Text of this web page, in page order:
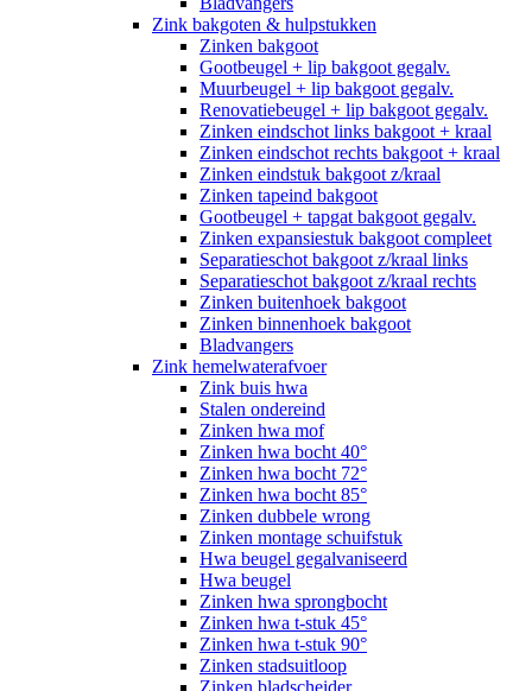
Zink bakgoten & hulpstukken
Zinken bakgoot
Gootbeugel + lip bakgoot gegalv.
Muurbeugel + lip bakgoot gegalv.
Renovatiebeugel + lip bakgoot gegalv.
Zinken eindschot links bakgoot + kraal
Zinken eindschot rechts bakgoot + kraal
Zinken eindstuk bakgoot z/kraal
Zinken tapeind bakgoot
Gootbeugel + tapgat bakgoot gegalv.
Zinken expansiestuk bakgoot compleet
Separatieschot bakgoot z/kraal links
Separatieschot bakgoot z/kraal rechts
Zinken buitenhoek bakgoot
Zinken binnenhoek bakgoot
Bladvangers
Zink hemelwaterafvoer
Zink buis hwa
Stalen ondereind
Zinken hwa mof
Zinken hwa bocht 40°
Zinken hwa bocht 72°
Zinken hwa bocht 85°
Zinken dubbele wrong
Zinken montage schuifstuk
Hwa beugel gegalvaniseerd
Hwa beugel
Zinken hwa sprongbocht
Zinken hwa t-stuk 45°
Zinken hwa t-stuk 90°
Zinken stadsuitloop
Zinken bladscheider